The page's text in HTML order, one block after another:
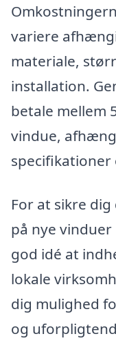
variere
materiale,
installation.
betale mellem
vindue,
For at sikre
på nye
god idé at
lokale
dig mulighed
og